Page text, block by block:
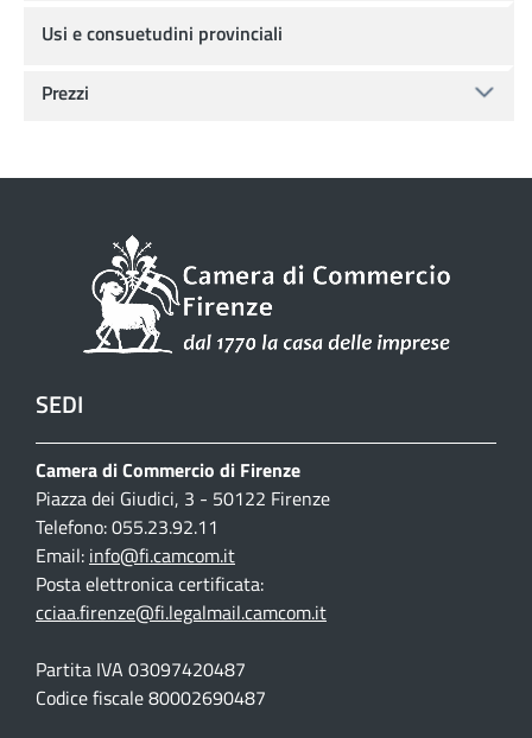
Usi e consuetudini provinciali
Prezzi
SEDI
Camera di Commercio di Firenze
Piazza dei Giudici, 3 - 50122 Firenze
Telefono: 055.23.92.11
Email: info@fi.camcom.it
Posta elettronica certificata:
cciaa.firenze@fi.legalmail.camcom.it
Partita IVA 03097420487
Codice fiscale 80002690487